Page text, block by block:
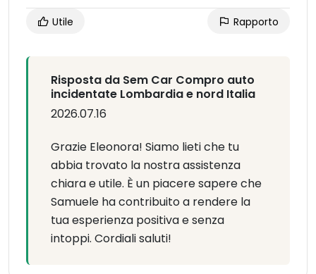
Utile Rapporto
Risposta da Sem Car Compro auto
incidentate Lombardia e nord Italia
2026.07.16
Grazie Eleonora! Siamo lieti che tu
abbia trovato la nostra assistenza
chiara e utile. È un piacere sapere che
Samuele ha contribuito a rendere la
tua esperienza positiva e senza
intoppi. Cordiali saluti!